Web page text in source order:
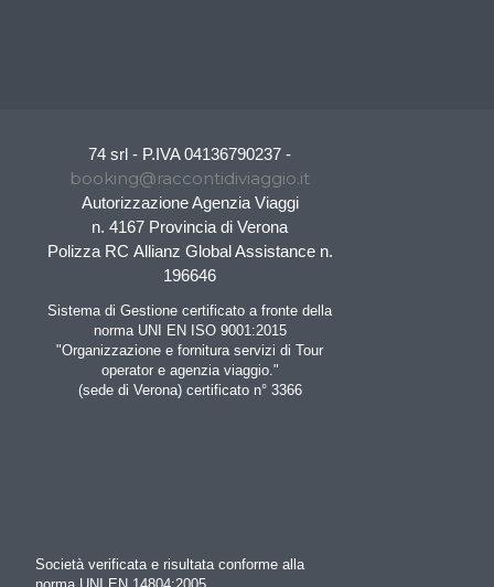
74 srl - P.IVA 04136790237 -
booking@raccontidiviaggio.it
Autorizzazione Agenzia Viaggi
n. 4167 Provincia di Verona
Polizza RC Allianz Global Assistance n.
196646
Sistema di Gestione certificato a fronte della
norma UNI EN ISO 9001:2015
"Organizzazione e fornitura servizi di Tour
operator e agenzia viaggio."
(sede di Verona) certificato n° 3366
Società verificata e risultata conforme alla